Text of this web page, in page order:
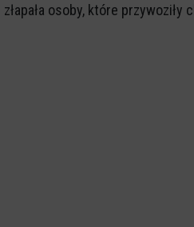
złapała osoby, które